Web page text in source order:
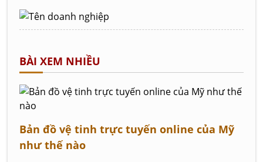
BÀI XEM NHIỀU
Bản đồ vệ tinh trực tuyến online của Mỹ
như thế nào